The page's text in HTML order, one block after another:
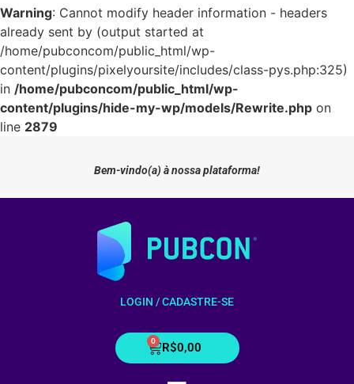
Warning: Cannot modify header information - headers
already sent by (output started at
/home/pubconcom/public_html/wp-
content/plugins/pixelyoursite/includes/class-pys.php:325)
in /home/pubconcom/public_html/wp-
content/plugins/hide-my-wp/models/Rewrite.php on
line 2879
Bem-vindo(a) à nossa plataforma!
LOGIN / CADASTRE-SE
R$0,00